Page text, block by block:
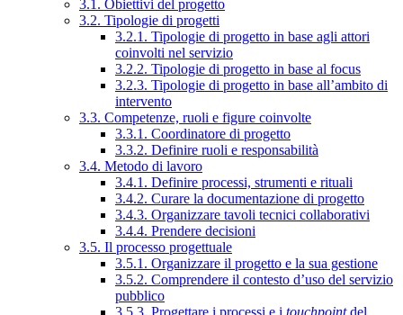
3.1. Obiettivi del progetto
3.2. Tipologie di progetti
3.2.1. Tipologie di progetto in base agli attori
coinvolti nel servizio
3.2.2. Tipologie di progetto in base al focus
3.2.3. Tipologie di progetto in base all’ambito di
intervento
3.3. Competenze, ruoli e figure coinvolte
3.3.1. Coordinatore di progetto
3.3.2. Definire ruoli e responsabilità
3.4. Metodo di lavoro
3.4.1. Definire processi, strumenti e rituali
3.4.2. Curare la documentazione di progetto
3.4.3. Organizzare tavoli tecnici collaborativi
3.4.4. Prendere decisioni
3.5. Il processo progettuale
3.5.1. Organizzare il progetto e la sua gestione
3.5.2. Comprendere il contesto d’uso del servizio
pubblico
3.5.3. Progettare i processi e i touchpointdel